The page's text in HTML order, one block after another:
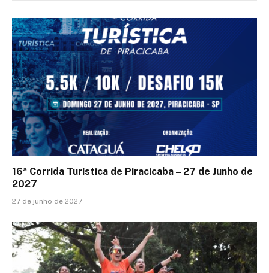
16ª Corrida Turística de Piracicaba – 27 de Junho de
2027
27 de junho de 2027